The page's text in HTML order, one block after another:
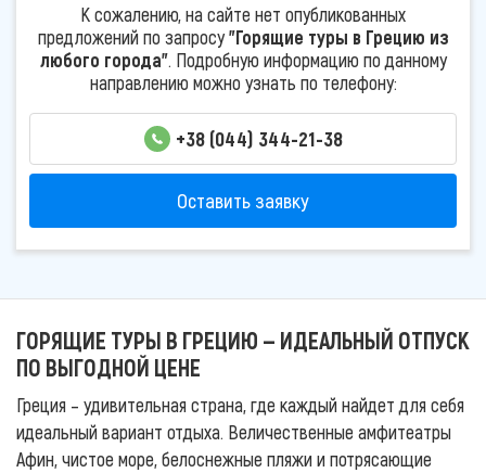
К сожалению, на сайте нет опубликованных
предложений по запросу"Горящие туры в Грецию из
любого города". Подробную информацию по данному
направлению можно узнать по телефону:
+38 (044) 344-21-38
Оставить заявку
ГОРЯЩИЕ ТУРЫ В ГРЕЦИЮ — ИДЕАЛЬНЫЙ ОТПУСК
ПО ВЫГОДНОЙ ЦЕНЕ
Греция – удивительная страна, где каждый найдет для себя
идеальный вариант отдыха. Величественные амфитеатры
Афин, чистое море, белоснежные пляжи и потрясающие